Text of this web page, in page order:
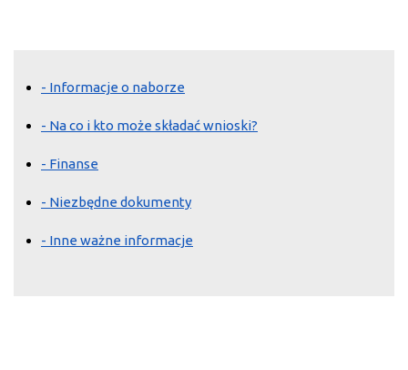
- Informacje o naborze
- Na co i kto może składać wnioski?
- Finanse
- Niezbędne dokumenty
- Inne ważne informacje